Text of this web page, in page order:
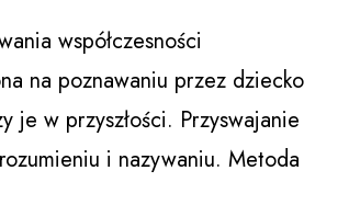
współczesności
na poznawaniu przez dziecko
je w przyszłości. Przyswajanie
i nazywaniu. Metoda